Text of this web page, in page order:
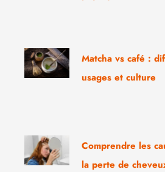
Matcha vs café :
usages et culture
Comprendre les
la perte de